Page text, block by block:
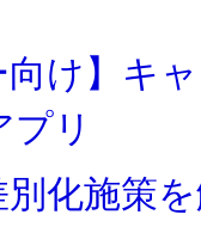
向け】キ
プリ
別化施策